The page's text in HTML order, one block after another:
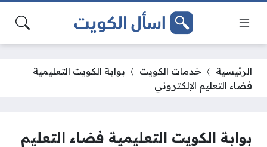
الرئيسية خدمات الكويت
بوابة الكويت التعليمية
فضاء التعليم الإلكتروني
بوابة الكويت التعليمية فضاء التعليم